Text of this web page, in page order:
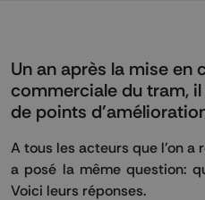
Un an après la mise en
commerciale du tram,
de points
A tous les acteurs que l'on a
a posé la même question:
Voici leurs réponses.